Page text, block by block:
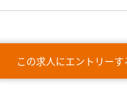
この求人にエントリーす